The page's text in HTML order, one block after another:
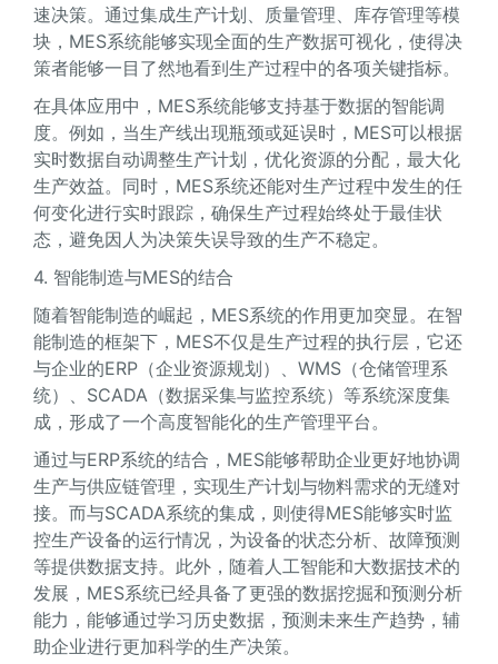
速决策。通过集成生产计划、质量管理、库存管理等模
块，MES系统能够实现全面的生产数据可视化，使得决
策者能够一目了然地看到生产过程中的各项关键指标。
在具体应用中，MES系统能够支持基于数据的智能调
度。例如，当生产线出现瓶颈或延误时，MES可以根据
实时数据自动调整生产计划，优化资源的分配，最大化
生产效益。同时，MES系统还能对生产过程中发生的任
何变化进行实时跟踪，确保生产过程始终处于最佳状
态，避免因人为决策失误导致的生产不稳定。
4. 智能制造与MES的结合
随着智能制造的崛起，MES系统的作用更加突显。在智
能制造的框架下，MES不仅是生产过程的执行层，它还
与企业的ERP（企业资源规划）、WMS（仓储管理系
统）、SCADA（数据采集与监控系统）等系统深度集
成，形成了一个高度智能化的生产管理平台。
通过与ERP系统的结合，MES能够帮助企业更好地协调
生产与供应链管理，实现生产计划与物料需求的无缝对
接。而与SCADA系统的集成，则使得MES能够实时监
控生产设备的运行情况，为设备的状态分析、故障预测
等提供数据支持。此外，随着人工智能和大数据技术的
发展，MES系统已经具备了更强的数据挖掘和预测分析
能力，能够通过学习历史数据，预测未来生产趋势，辅
助企业进行更加科学的生产决策。